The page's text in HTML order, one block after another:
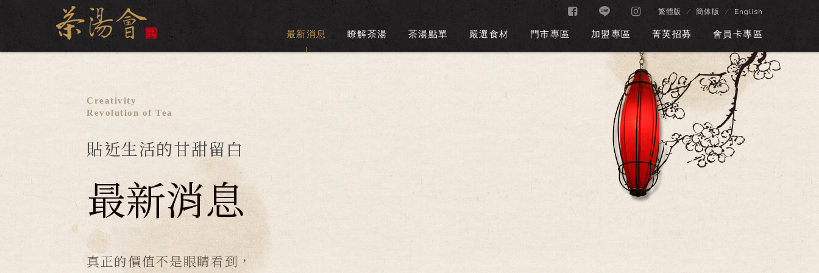
繁體版 簡体版 English
最新消息 瞭解茶湯 茶湯點單 嚴選食材 門市專區 加盟專區 菁英招募 會員卡專區
Creativity
Revolution of Tea
貼近生活的甘甜留白
最新消息
真正的價值不是眼睛看到，